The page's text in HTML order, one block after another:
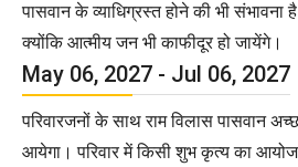
पासवान के व्याधिग्रस्त होने की भी
क्योंकि आत्मीय जन भी काफीदूर हो जायेंगे।
May 06, 2027 - Jul 06, 2027
परिवारजनों के साथ राम विलास पासवान
आयेगा। परिवार में किसी शुभ कृत्य का